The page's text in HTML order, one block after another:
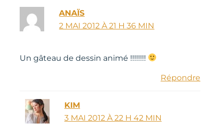
ANAÏS
2 MAI 2012 À 21 H 36 MIN
Un gâteau de dessin animé !!!!!!!!
Répondre
KIM
3 MAI 2012 À 22 H 42 MIN